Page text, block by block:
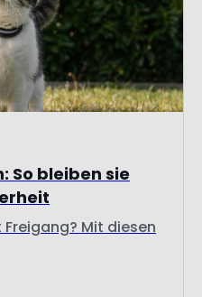
So bleiben sie
Mit diesen